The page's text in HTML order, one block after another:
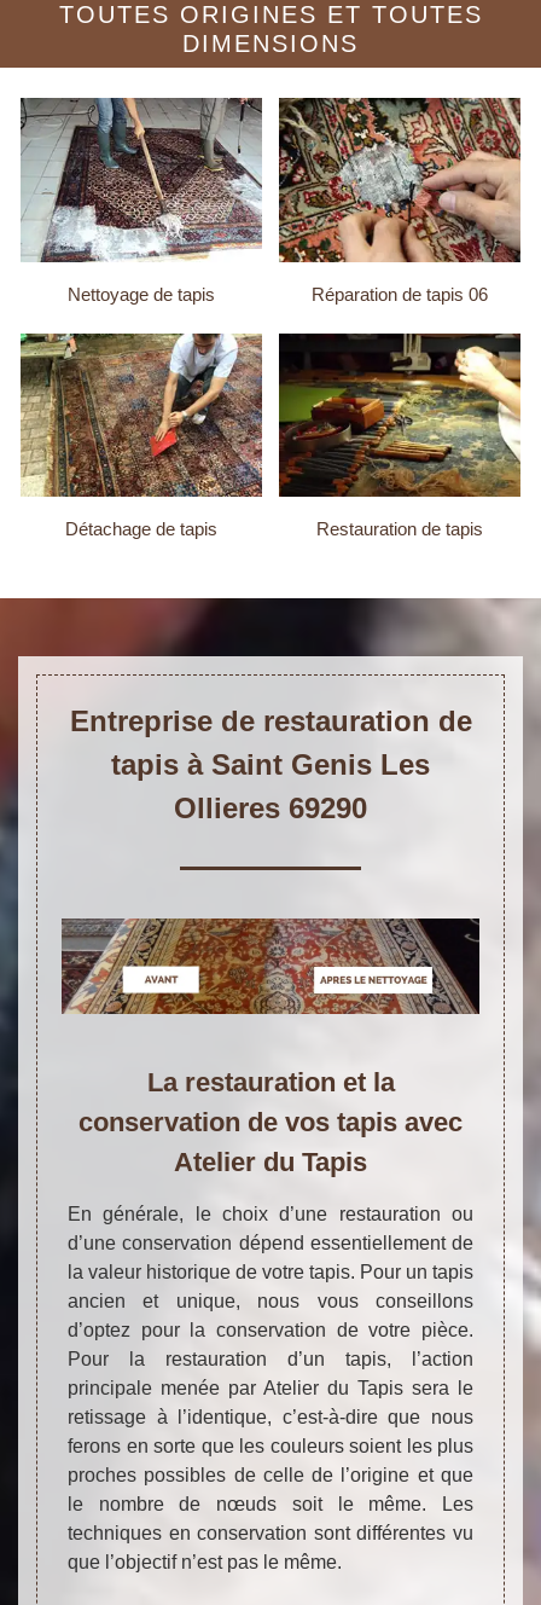
TOUTES ORIGINES ET TOUTES
DIMENSIONS
Nettoyage de tapis Réparation de tapis 06
Détachage de tapis Restauration de tapis
Entreprise de restauration de
tapis à Saint Genis Les
Ollieres 69290
La restauration et la
conservation de vos tapis avec
Atelier du Tapis
En générale, le choix d’une restauration ou
d’une conservation dépend essentiellement de
la valeur historique de votre tapis. Pour un tapis
ancien et unique, nous vous conseillons
d’optez pour la conservation de votre pièce.
Pour la restauration d’un tapis, l’action
principale menée par Atelier du Tapis sera le
retissage à l’identique, c’est-à-dire que nous
ferons en sorte que les couleurs soient les plus
proches possibles de celle de l’origine et que
le nombre de nœuds soit le même. Les
techniques en conservation sont différentes vu
que l’objectif n’est pas le même.